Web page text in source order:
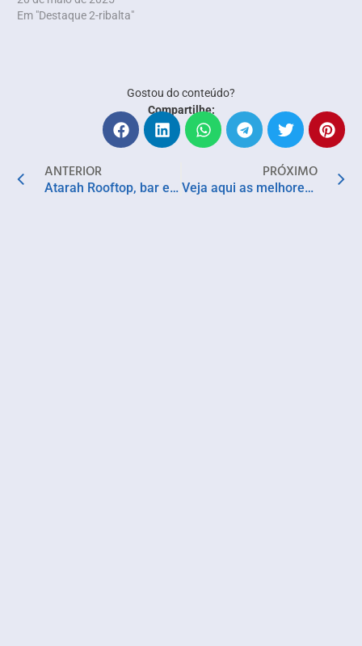
Em "Destaque 2-ribalta"
Gostou do conteúdo?
Compartilhe:
ANTERIOR
Atarah Rooftop, bar e restaurante na Rua Chile, celebra passado e futuro de Salvador
PRÓXIMO
Veja aqui as melhores sobrancelhas das telinhas para você se inspirar